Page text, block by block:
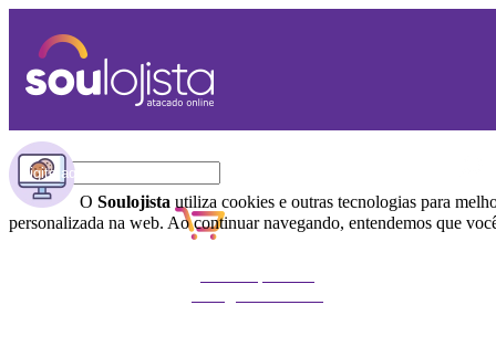
O Soulojista utiliza cookies e outras tecnologias para
personalizada na web. Ao continuar navegando, entendemos que